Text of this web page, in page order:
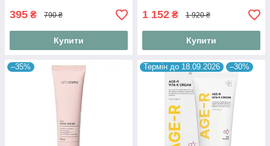
395 ₴ 790 ₴
Купити
1 152 ₴ 1 920 ₴
Купити
–35% Термін до 18.09.2026 –30%